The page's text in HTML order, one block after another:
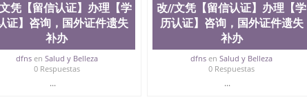
凭【留信认证】办理【学
证】咨询，国外证件遗失
补办
dfnsen Salud y Belleza
0 Respuestas
...
改//文凭【留信认证】办理【学
历认证】咨询，国外证件遗失
补办
dfns enSalud y Belleza
0 Respuestas
...